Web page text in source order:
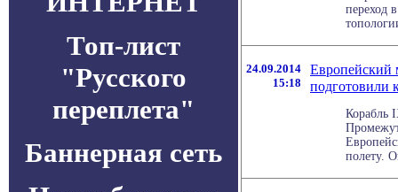
Топ-лист
"Русского
переплета"
Баннерная сеть
переход
24.09.2014
15:18
Европейский
подготовили
Корабль
полету.